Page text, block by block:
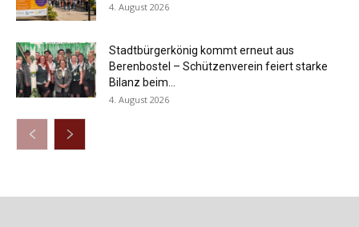
4. August 2026
Stadtbürgerkönig kommt erneut aus
Berenbostel – Schützenverein feiert starke
Bilanz beim...
4. August 2026